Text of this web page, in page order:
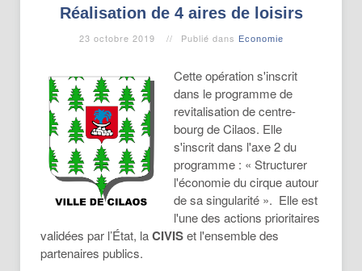
Réalisation de 4 aires de loisirs
23 octobre 2019 Publié dans Economie
Cette opération s'inscrit
dans le programme de
revitalisation de centre-
bourg de Cilaos. Elle
s'inscrit dans l'axe 2 du
programme : « Structurer
l'économie du cirque autour
de sa singularité ». Elle est
l'une des actions prioritaires
validées par l’État, laCIVISet l'ensemble des
partenaires publics.